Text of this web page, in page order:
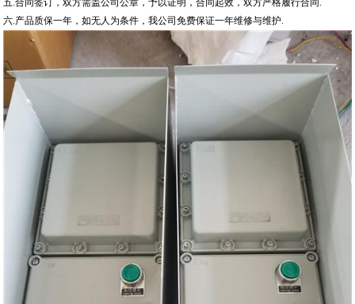
六.产品质保一年，如无人为条件，我公司免费保证一年维修与维护.